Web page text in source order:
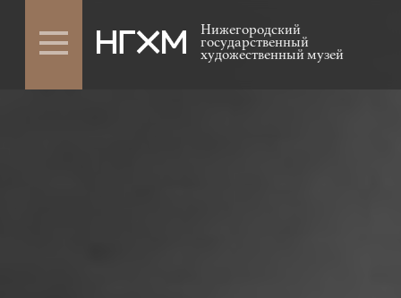
Нижегородский
государственный
художественный музей